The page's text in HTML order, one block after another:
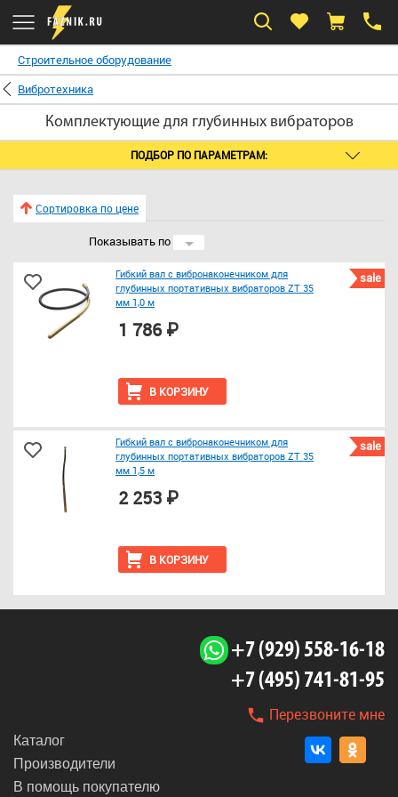
Строительное оборудование
Вибротехника
Комплектующие для глубинных вибраторов
ПОДБОР ПО ПАРАМЕТРАМ:
Сортировка по цене
Показывать по 24
sale
Гибкий вал с вибронаконечником для
глубинных портативных вибраторов ZТ 35
мм 1,0 м
В КОРЗИНУ
1 786 ₽
sale
Гибкий вал с вибронаконечником для
глубинных портативных вибраторов ZТ 35
мм 1,5 м
В КОРЗИНУ
2 253 ₽
+7 (929) 558-16-18
+7 (495) 741-81-95
Перезвоните мне
Каталог
Производители
В помощь покупателю